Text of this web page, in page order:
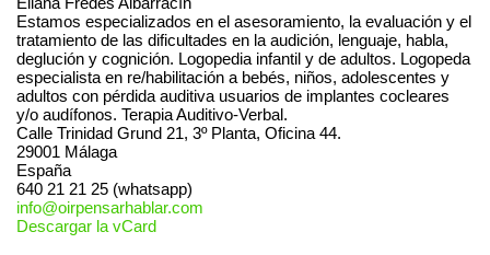
Estamos especializados en el asesoramiento, la evaluación y el
tratamiento de las dificultades en la audición, lenguaje, habla,
deglución y cognición. Logopedia infantil y de adultos. Logopeda
especialista en re/habilitación a bebés, niños, adolescentes y
adultos con pérdida auditiva usuarios de implantes cocleares
y/o audífonos. Terapia Auditivo-Verbal.
Calle Trinidad Grund 21, 3º Planta, Oficina 44.
29001 Málaga
España
640 21 21 25 (whatsapp)
info@oirpensarhablar.com
Descargar la vCard